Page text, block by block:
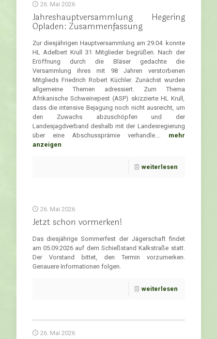
26. Mai 2026
Jahreshauptversammlung Hegering
Opladen: Zusammenfassung
Zur diesjährigen Hauptversammlung am 29.04. konnte
HL Adelbert Krull 31 Mitglieder begrüßen. Nach der
Eröffnung durch die Bläser gedachte die
Versammlung ihres mit 98 Jahren verstorbenen
Mitglieds Friedrich Robert Küchler. Zunächst wurden
allgemeine Themen adressiert. Zum Thema
Afrikanische Schweinepest (ASP) skizzierte HL Krull,
dass die intensive Bejagung noch nicht ausreicht, um
den Zuwachs abzuschöpfen und der
Landesjagdverband deshalb mit der Landesregierung
über eine Abschussprämie verhandle.… mehr
anzeigen
weiterlesen
26. Mai 2026
Jetzt schon vormerken!
Das diesjährige Sommerfest der Jägerschaft findet
am 05.09.2026 auf dem Schießstand Kalkstraße statt.
Der Vorstand bittet, den Termin vorzumerken.
Genauere Informationen folgen.
weiterlesen
26. Mai 2026